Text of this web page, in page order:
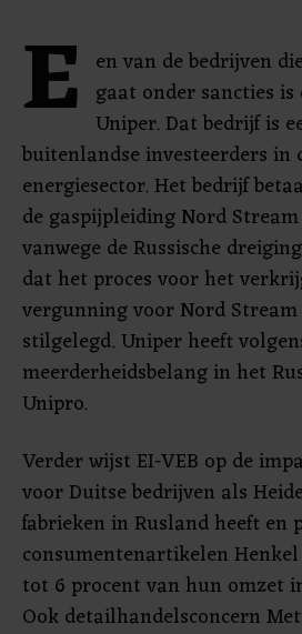
E en van de bedrijven
gaat onder sancties
Uniper. Dat bedrijf is
buitenlandse investeerders in
energiesector. Het bedrijf
de gaspijpleiding Nord
vanwege de Russische
dat het proces voor het
vergunning voor Nord
stilgelegd. Uniper heeft
meerderheidsbelang in het
Unipro.
Verder wijst EI-VEB op de
voor Duitse bedrijven als
fabrieken in Rusland heeft en
consumentenartikelen
tot 6 procent van hun omzet
Ook detailhandelsconcern